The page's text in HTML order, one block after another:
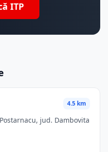
ITP
4.5 km
jud. Dambovita